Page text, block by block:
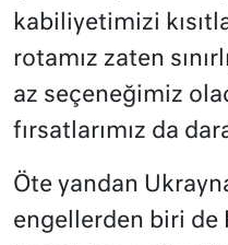
kabiliyetimizi
rotamız zaten
az seçeneğimiz
fırsatlarımız da
Öte yandan
engellerden biri de